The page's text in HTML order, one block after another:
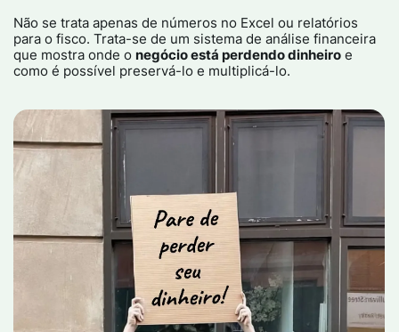
Não se trata apenas de números no Excel ou relatórios
para o fisco. Trata-se de um sistema de análise financeira
que mostra onde o negócio está perdendo dinheiro e
como é possível preservá-lo e multiplicá-lo.